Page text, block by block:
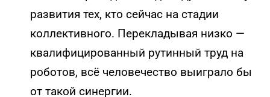
развития тех, кто сейчас на стадии
коллективного. Перекладывая низко —
квалифицированный рутинный труд на
роботов, всё человечество выиграло бы
от такой синергии.